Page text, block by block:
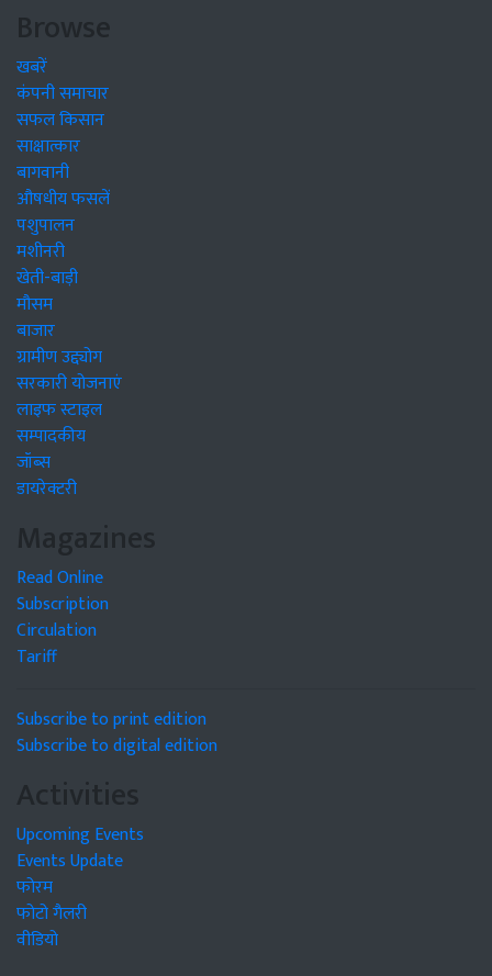
Browse
खबरें
कंपनी समाचार
सफल किसान
साक्षात्कार
बागवानी
औषधीय फसलें
पशुपालन
मशीनरी
खेती-बाड़ी
मौसम
बाजार
ग्रामीण उद्द्योग
सरकारी योजनाएं
लाइफ स्टाइल
सम्पादकीय
जॉब्स
डायरेक्टरी
Magazines
Read Online
Subscription
Circulation
Tariff
Subscribe to print edition
Subscribe to digital edition
Activities
Upcoming Events
Events Update
फोरम
फोटो गैलरी
वीडियो